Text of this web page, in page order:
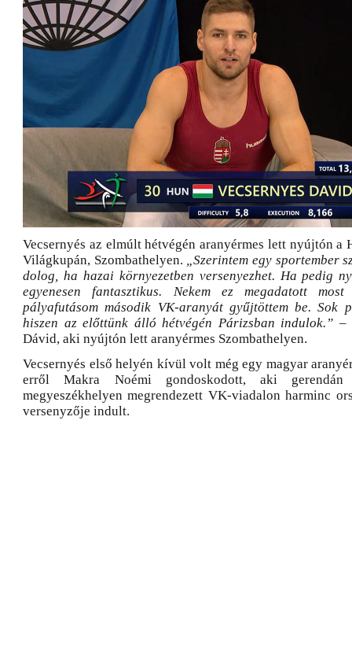
Vecsernyés az elmúlt hétvégén aranyérmes lett nyújtón a
Világkupán, Szombathelyen. „Szerintem egy sportember
dolog, ha hazai környezetben versenyezhet. Ha pedig
egyenesen fantasztikus. Nekem ez megadatott most
pályafutásom második VK-aranyát gyűjtöttem be. Sok
hiszen az előttünk álló hétvégén Párizsban indulok.” –
Dávid, aki nyújtón lett aranyérmes Szombathelyen.
Vecsernyés első helyén kívül volt még egy magyar
erről Makra Noémi gondoskodott, aki
megyeszékhelyen megrendezett VK-viadalon harminc
versenyzője indult.